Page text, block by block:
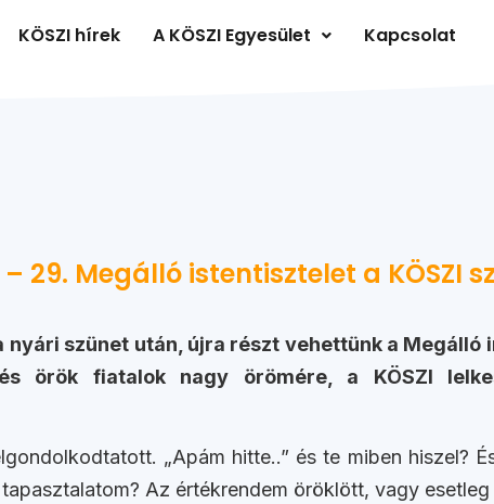
KÖSZI hírek A KÖSZI Egyesület Kapcsolat
– 29. Megálló istentisztelet a KÖSZI
nyári szünet után, újra részt vehettünk a
örök fiatalok nagy örömére, a KÖSZI
„Apám hitte..” és te miben hiszel?
Az értékrendem öröklött, vagy